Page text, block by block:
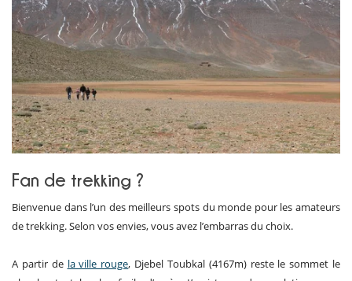
Fan de trekking ?
Bienvenue dans l’un des meilleurs spots du monde pour les amateurs
de trekking. Selon vos envies, vous avez l’embarras du choix.
A partir de la ville rouge, Djebel Toubkal (4167m) reste le sommet le